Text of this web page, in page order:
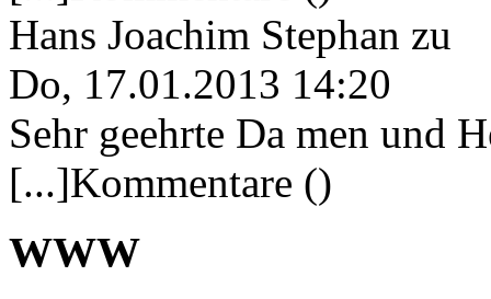
Hans Joachim Stephan zu
Do, 17.01.2013 14:20
Sehr geehrte Da men und
[...]Kommentare ()
WWW